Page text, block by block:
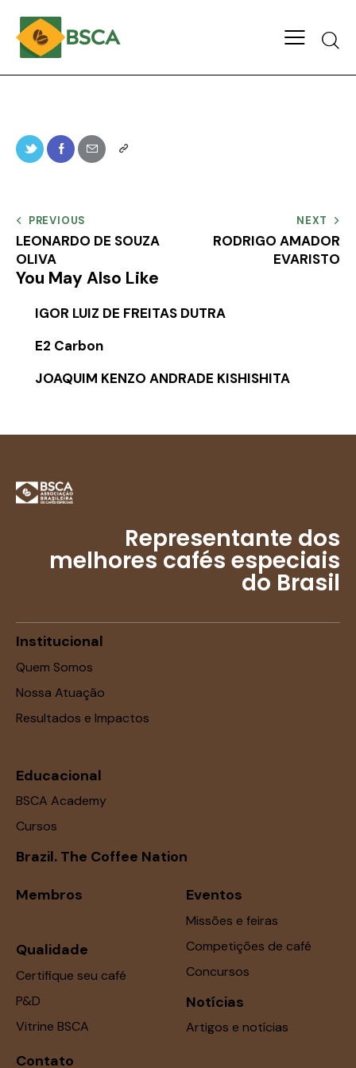
PREVIOUS
LEONARDO DE SOUZA
OLIVA
NEXT
RODRIGO AMADOR
EVARISTO
You May Also Like
IGOR LUIZ DE FREITAS DUTRA
E2 Carbon
JOAQUIM KENZO ANDRADE KISHISHITA
Representante dos
melhores cafés especiais
do Brasil
Institucional
Quem Somos
Nossa Atuação
Resultados e Impactos
Educacional
BSCA Academy
Cursos
Brazil. The Coffee Nation
Membros
Qualidade
Certifique seu café
P&D
Vitrine BSCA
Eventos
Missões e feiras
Competições de café
Concursos
Notícias
Artigos e notícias
Contato